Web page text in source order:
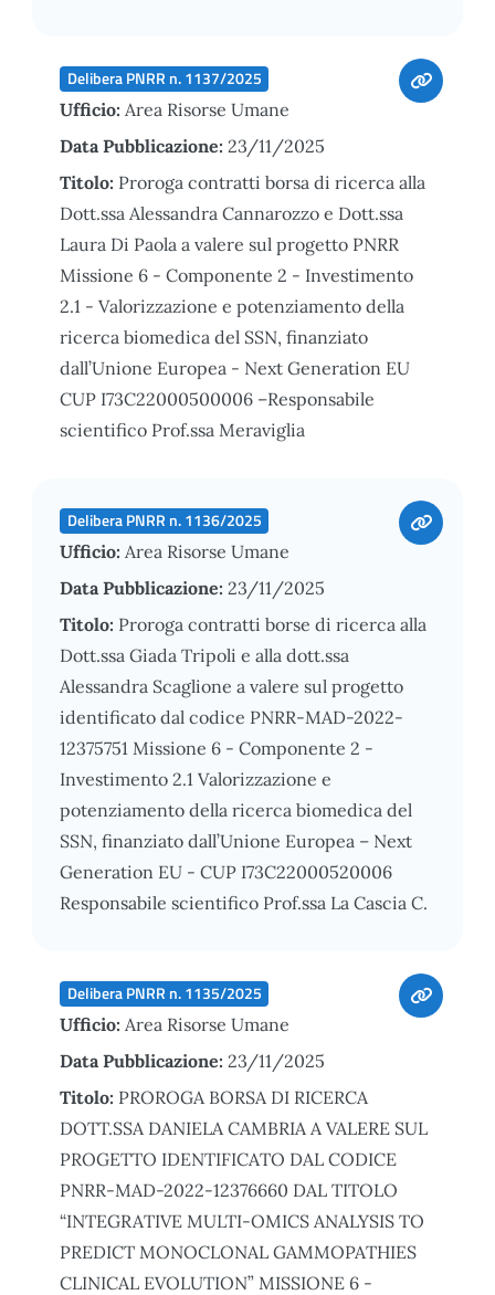
Delibera PNRR n. 1137/2025
Ufficio: Area Risorse Umane
Data Pubblicazione: 23/11/2025
Titolo: Proroga contratti borsa di ricerca alla
Dott.ssa Alessandra Cannarozzo e Dott.ssa
Laura Di Paola a valere sul progetto PNRR
Missione 6 - Componente 2 - Investimento
2.1 - Valorizzazione e potenziamento della
ricerca biomedica del SSN, finanziato
dall’Unione Europea - Next Generation EU
CUP I73C22000500006 –Responsabile
scientifico Prof.ssa Meraviglia
Delibera PNRR n. 1136/2025
Ufficio: Area Risorse Umane
Data Pubblicazione: 23/11/2025
Titolo: Proroga contratti borse di ricerca alla
Dott.ssa Giada Tripoli e alla dott.ssa
Alessandra Scaglione a valere sul progetto
identificato dal codice PNRR-MAD-2022-
12375751 Missione 6 - Componente 2 -
Investimento 2.1 Valorizzazione e
potenziamento della ricerca biomedica del
SSN, finanziato dall’Unione Europea – Next
Generation EU - CUP I73C22000520006
Responsabile scientifico Prof.ssa La Cascia C.
Delibera PNRR n. 1135/2025
Ufficio: Area Risorse Umane
Data Pubblicazione: 23/11/2025
Titolo: PROROGA BORSA DI RICERCA
DOTT.SSA DANIELA CAMBRIA A VALERE SUL
PROGETTO IDENTIFICATO DAL CODICE
PNRR-MAD-2022-12376660 DAL TITOLO
“INTEGRATIVE MULTI-OMICS ANALYSIS TO
PREDICT MONOCLONAL GAMMOPATHIES
CLINICAL EVOLUTION” MISSIONE 6 -